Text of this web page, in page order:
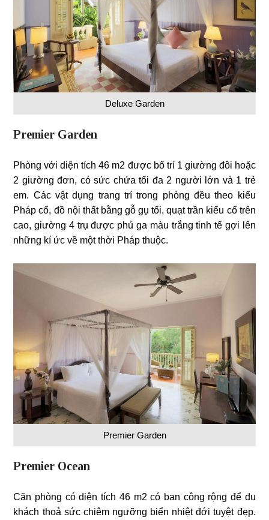
Deluxe Garden
Premier Garden
Phòng với diện tích 46 m2 được bố trí 1 giường đôi hoặc
2 giường đơn, có sức chứa tối đa 2 người lớn và 1 trẻ
em. Các vật dụng trang trí trong phòng đều theo kiểu
Pháp cổ, đồ nội thất bằng gỗ gụ tối, quạt trần kiểu cổ trên
cao, giường 4 trụ được phủ ga màu trắng tinh tế gợi lên
những kí ức về một thời Pháp thuộc.
Premier Garden
Premier Ocean
Căn phòng có diện tích 46 m2 có ban công rộng để du
khách thoả sức chiêm ngưỡng biển nhiệt đới tuyệt đẹp.